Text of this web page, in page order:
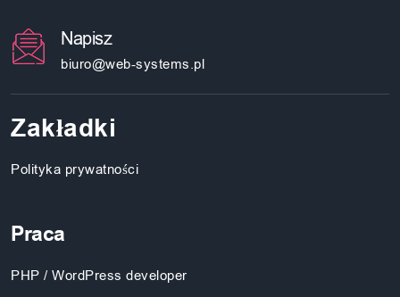
Napisz
biuro@web-systems.pl
Zakładki
Polityka prywatności
Praca
PHP / WordPress developer